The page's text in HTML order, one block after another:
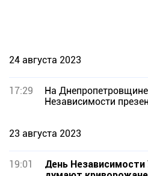
24 августа 2023
17:29
На
Независимости
23 августа 2023
19:01
День Независимости